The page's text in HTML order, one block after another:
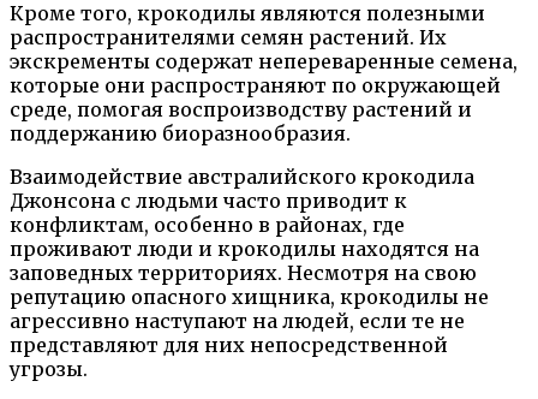
Кроме того, крокодилы являются полезными
распространителями семян растений. Их
экскременты содержат непереваренные семена,
которые они распространяют по окружающей
среде, помогая воспроизводству растений и
поддержанию биоразнообразия.
Взаимодействие австралийского крокодила
Джонсона с людьми часто приводит к
конфликтам, особенно в районах, где
проживают люди и крокодилы находятся на
заповедных территориях. Несмотря на свою
репутацию опасного хищника, крокодилы не
агрессивно наступают на людей, если те не
представляют для них непосредственной
угрозы.